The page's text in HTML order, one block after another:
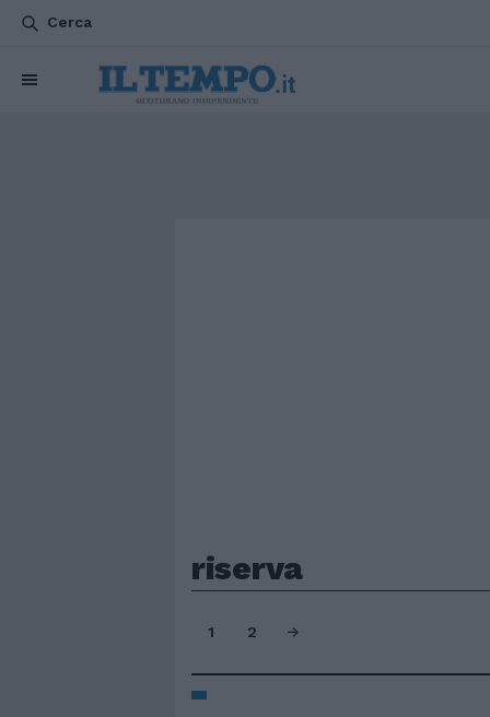
Cerca
riserva
1 2